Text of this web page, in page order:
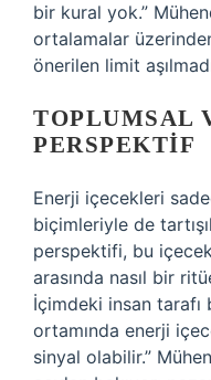
bir kural yok.”
ortalamalar
önerilen limit
TOPLUMSAL
PERSPEKTIF
Enerji içecekleri
biçimleriyle de
perspektifi, bu
arasında nasıl bir
İçimdeki insan tarafı
ortamında enerji
sinyal olabilir.”